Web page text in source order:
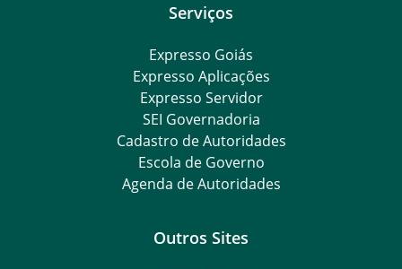
Serviços
Expresso Goiás
Expresso Aplicações
Expresso Servidor
SEI Governadoria
Cadastro de Autoridades
Escola de Governo
Agenda de Autoridades
Outros Sites